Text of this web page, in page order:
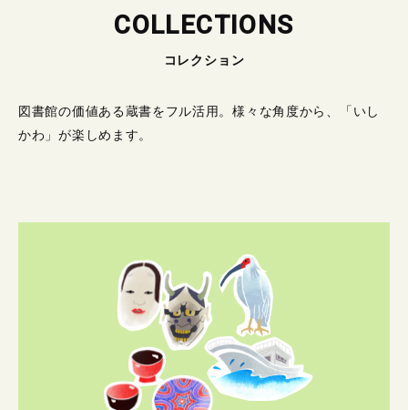
COLLECTIONS
コレクション
図書館の価値ある蔵書をフル活用。様々な角度から、「いし
かわ」が楽しめます。